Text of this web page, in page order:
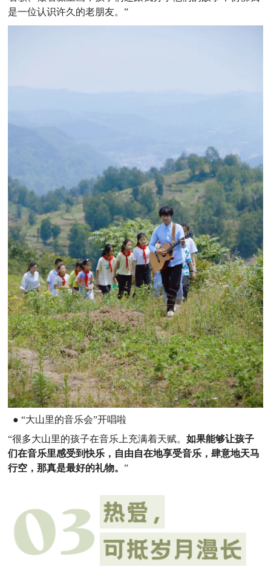
是一位认识许久的老朋友。”
●“大山里的音乐会”开唱啦
“很多大山里的孩子在音乐上充满着天赋。如果能够让孩子
们在音乐里感受到快乐，自由自在地享受音乐，肆意地天马
行空，那真是最好的礼物。”